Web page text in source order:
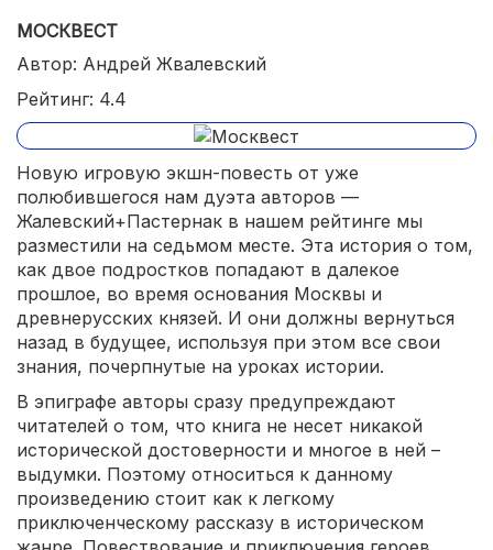
МОСКВЕСТ
Автор: Андрей Жвалевский
Рейтинг: 4.4
Новую игровую экшн-повесть от уже
полюбившегося нам дуэта авторов —
Жалевский+Пастернак в нашем рейтинге мы
разместили на седьмом месте. Эта история о том,
как двое подростков попадают в далекое
прошлое, во время основания Москвы и
древнерусских князей. И они должны вернуться
назад в будущее, используя при этом все свои
знания, почерпнутые на уроках истории.
В эпиграфе авторы сразу предупреждают
читателей о том, что книга не несет никакой
исторической достоверности и многое в ней –
выдумки. Поэтому относиться к данному
произведению стоит как к легкому
приключенческому рассказу в историческом